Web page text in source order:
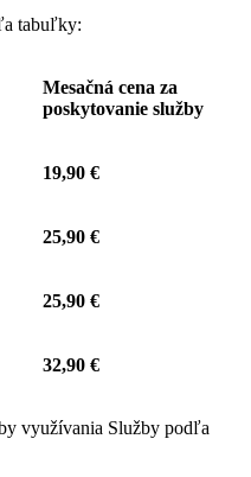
tabuľky:
Mesačná cena za
poskytovanie služby
19,90 €
25,90 €
25,90 €
32,90 €
využívania Služby podľa